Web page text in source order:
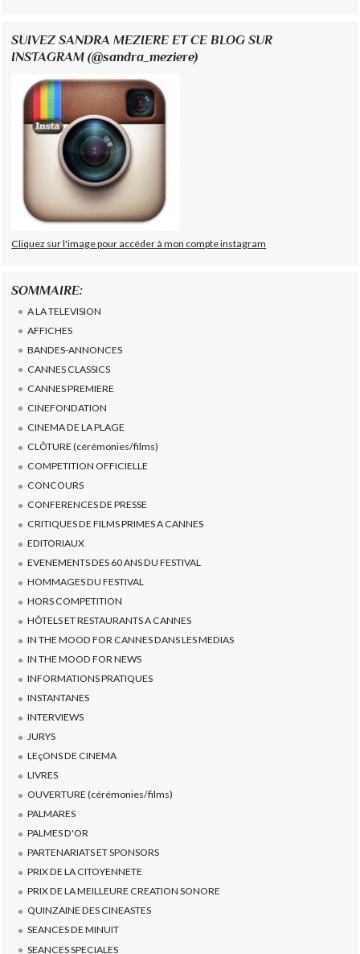
SUIVEZ SANDRA MEZIERE ET CE BLOG SUR
INSTAGRAM (@sandra_meziere)
Cliquez sur l'image pour accéder à mon compte instagram
SOMMAIRE:
A LA TELEVISION
AFFICHES
BANDES-ANNONCES
CANNES CLASSICS
CANNES PREMIERE
CINEFONDATION
CINEMA DE LA PLAGE
CLÔTURE (cérémonies/films)
COMPETITION OFFICIELLE
CONCOURS
CONFERENCES DE PRESSE
CRITIQUES DE FILMS PRIMES A CANNES
EDITORIAUX
EVENEMENTS DES 60 ANS DU FESTIVAL
HOMMAGES DU FESTIVAL
HORS COMPETITION
HÔTELS ET RESTAURANTS A CANNES
IN THE MOOD FOR CANNES DANS LES MEDIAS
IN THE MOOD FOR NEWS
INFORMATIONS PRATIQUES
INSTANTANES
INTERVIEWS
JURYS
LEçONS DE CINEMA
LIVRES
OUVERTURE (cérémonies/films)
PALMARES
PALMES D'OR
PARTENARIATS ET SPONSORS
PRIX DE LA CITOYENNETE
PRIX DE LA MEILLEURE CREATION SONORE
QUINZAINE DES CINEASTES
SEANCES DE MINUIT
SEANCES SPECIALES